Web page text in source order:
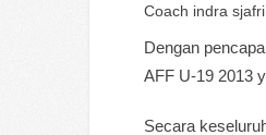
Coach indra
Dengan
AFF U-19 2013
Secara